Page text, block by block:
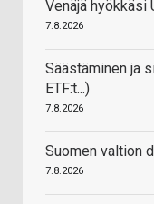
Venäjä hyökkäsi
7.8.2026
Säästäminen ja
ETF:t...)
7.8.2026
Suomen valtion
7.8.2026